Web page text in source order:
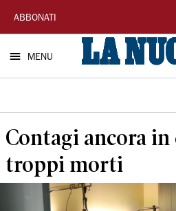
La
Nuova
Sardegna
ABBONATI
MENU
Contagi ancora in
troppi morti